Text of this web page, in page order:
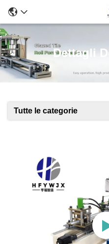
Dettagli
Tutte le categorie